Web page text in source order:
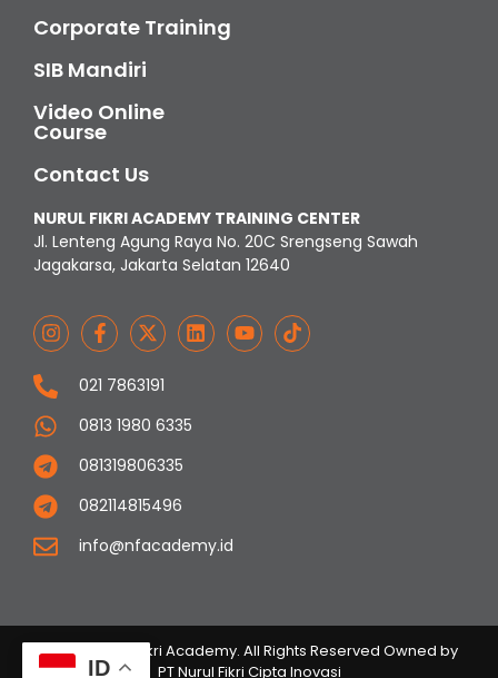
Corporate Training
SIB Mandiri
Video Online
Course
Contact Us
NURUL FIKRI ACADEMY TRAINING CENTER
Jl. Lenteng Agung Raya No. 20C Srengseng Sawah
Jagakarsa, Jakarta Selatan 12640
021 7863191
0813 1980 6335
081319806335
082114815496
info@nfacademy.id
© 2023 Nurul Fikri Academy. All Rights Reserved Owned by
PT Nurul Fikri Cipta Inovasi
ID